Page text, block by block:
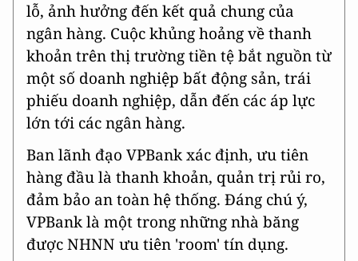
lỗ, ảnh hưởng đến kết quả chung của
ngân hàng. Cuộc khủng hoảng về thanh
khoản trên thị trường tiền tệ bắt nguồn từ
một số doanh nghiệp bất động sản, trái
phiếu doanh nghiệp, dẫn đến các áp lực
lớn tới các ngân hàng.
Ban lãnh đạo VPBank xác định, ưu tiên
hàng đầu là thanh khoản, quản trị rủi ro,
đảm bảo an toàn hệ thống. Đáng chú ý,
VPBank là một trong những nhà băng
được NHNN ưu tiên 'room' tín dụng.